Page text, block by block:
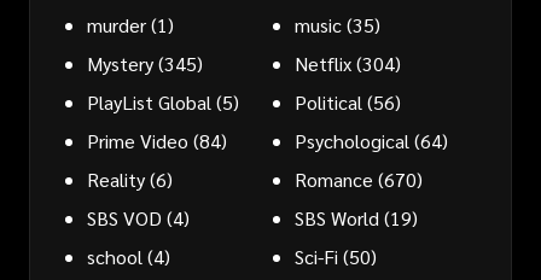
murder(1) music(35)
Mystery(345) Netflix(304)
PlayList Global (5) Political (56)
Prime Video (84) Psychological (64)
Reality(6) Romance (670)
SBS VOD (4) SBS World (19)
school (4) Sci-Fi (50)